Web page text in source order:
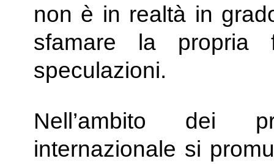
non è in realtà in
sfamare la propria
speculazioni.
Nell’ambito dei
internazionale si